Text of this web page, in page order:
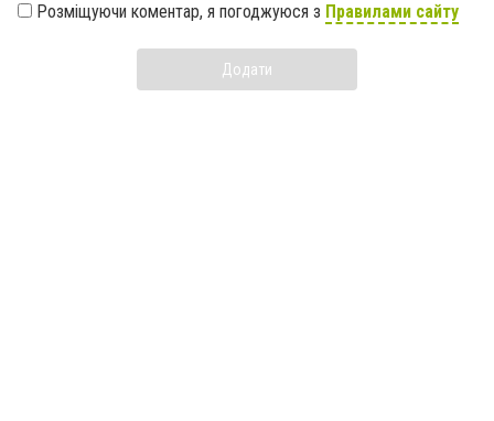
Розміщуючи коментар, я погоджуюся з Правилами сайту
Додати